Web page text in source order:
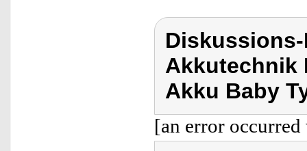
Akkutechnik
Akku Baby
[an error